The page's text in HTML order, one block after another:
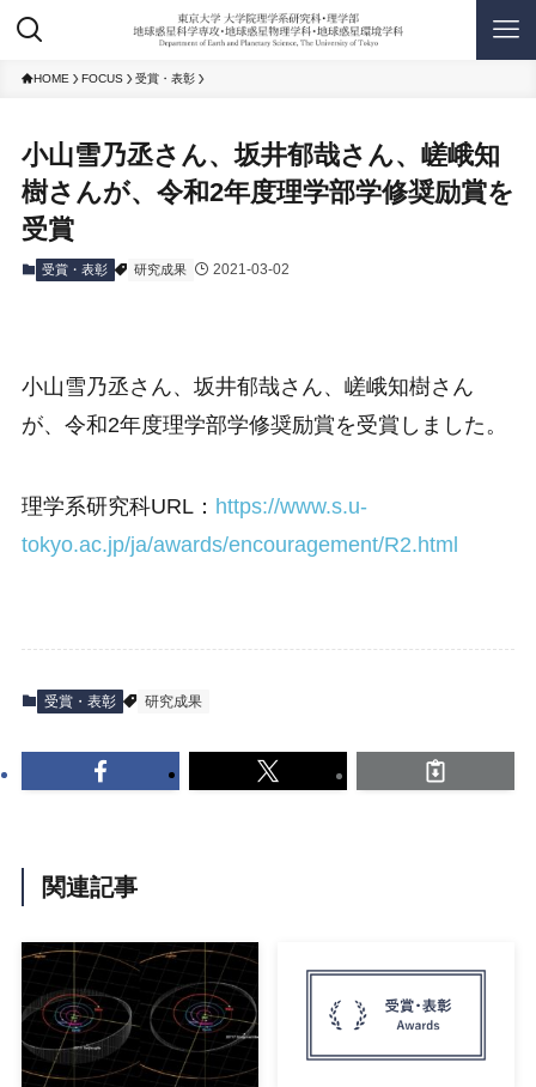
HOME FOCUS 受賞・表彰
小山雪乃丞さん、坂井郁哉さん、嵯峨知
樹さんが、令和2年度理学部学修奨励賞を
受賞
受賞・表彰 研究成果 2021-03-02
小山雪乃丞さん、坂井郁哉さん、嵯峨知樹さん
が、令和2年度理学部学修奨励賞を受賞しました。
理学系研究科URL： https://www.s.u-
tokyo.ac.jp/ja/awards/encouragement/R2.html
受賞・表彰 研究成果
関連記事